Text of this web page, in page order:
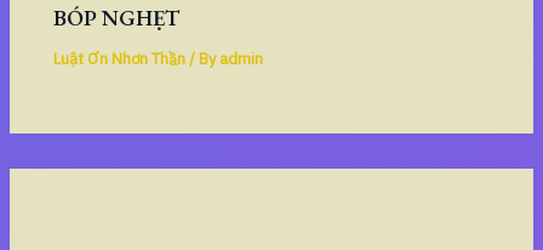
BÓP NGHẸT
Luật Ơn Nhơn Thần/ Byadmin